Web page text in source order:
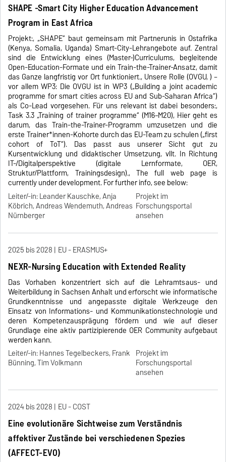
SHAPE -Smart City Higher Education Advancement
Program in East Africa
Projekt:, „SHAPE“ baut gemeinsam mit Partnerunis in Ostafrika
(Kenya, Somalia, Uganda) Smart-City-Lehrangebote auf. Zentral
sind die Entwicklung eines (Master-)Curriculums, begleitende
Open-Education-Formate und ein Train-the-Trainer-Ansatz, damit
das Ganze langfristig vor Ort funktioniert., Unsere Rolle (OVGU, ) –
vor allem WP3: Die OVGU ist in WP3 („Building a joint academic
programme for smart cities across EU and Sub-Saharan Africa“)
als Co-Lead vorgesehen. Für uns relevant ist dabei besonders:,
Task 3.3 „Training of trainer programme“ (M16–M20), Hier geht es
darum, das Train-the-Trainer-Programm umzusetzen und die
erste Trainer*innen-Kohorte durch das EU-Team zu schulen („first
cohort of ToT“). Das passt aus unserer Sicht gut zu
Kursentwicklung und didaktischer Umsetzung, vllt. In Richtung
IT-/Digitalperspektive (digitale Lernformate, OER,
Struktur/Plattform, Trainingsdesign)., The full web page is
currently under development. For further info, see below:
Leiter/-in: Leander Kauschke, Anja
Köbrich, Andreas Wendemuth, Andreas
Nürnberger
Projekt im
Forschungsportal
ansehen
2025 bis 2028 EU - ERASMUS+
NEXR-Nursing Education with Extended Reality
Das Vorhaben konzentriert sich auf die Lehramtsaus- und
Weiterbildung in Sachsen Anhalt und erforscht wie informatische
Grundkenntnisse und angepasste digitale Werkzeuge den
Einsatz von Informations- und Kommunikationstechnologie und
deren Kompetenzausprägung fördern und wie auf dieser
Grundlage eine aktiv partizipierende OER Community aufgebaut
werden kann.
Leiter/-in: Hannes Tegelbeckers, Frank
Bünning, Tim Volkmann
Projekt im
Forschungsportal
ansehen
2024 bis 2028 EU - COST
Eine evolutionäre Sichtweise zum Verständnis
affektiver Zustände bei verschiedenen Spezies
(AFFECT-EVO)